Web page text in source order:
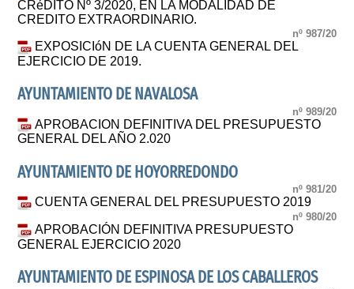
CRéDITO Nº 3/2020, EN LA MODALIDAD DE
CREDITO EXTRAORDINARIO.
nº 987/20
EXPOSICIóN DE LA CUENTA GENERAL DEL
EJERCICIO DE 2019.
AYUNTAMIENTO DE NAVALOSA
nº 989/20
APROBACION DEFINITIVA DEL PRESUPUESTO
GENERAL DEL AÑO 2.020
AYUNTAMIENTO DE HOYORREDONDO
nº 981/20
CUENTA GENERAL DEL PRESUPUESTO 2019
nº 980/20
APROBACIÓN DEFINITIVA PRESUPUESTO
GENERAL EJERCICIO 2020
AYUNTAMIENTO DE ESPINOSA DE LOS CABALLEROS